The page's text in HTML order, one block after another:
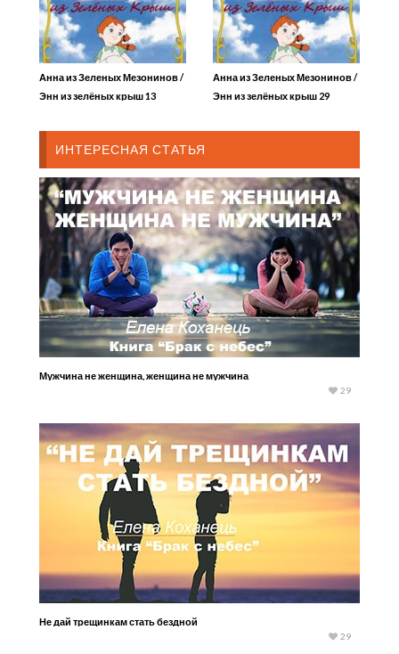
Анна из Зеленых Мезонинов /
Энн из зелёных крыш 13
Анна из Зеленых Мезонинов /
Энн из зелёных крыш 29
ИНТЕРЕСНАЯ СТАТЬЯ
Мужчина не женщина, женщина не мужчина
29
Не дай трещинкам стать бездной
29